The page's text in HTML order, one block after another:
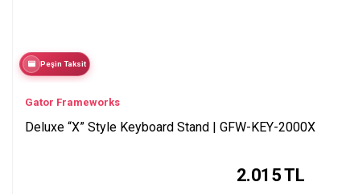
Peşin Taksit
Gator Frameworks
Deluxe “X” Style Keyboard Stand | GFW-KEY-2000X
2.015TL